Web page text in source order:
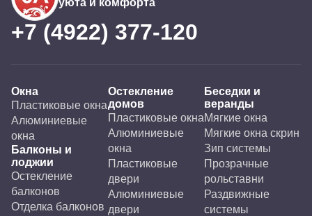
уюта и комфорта
+7 (4922) 377-120
Окна
Пластиковые окна
Алюминиевые
окна
Балконы и
лоджии
Остекление
балконов
Отделка балконов
Остекление
домов
Пластиковые окна
Алюминиевые
окна
Пластиковые
двери
Алюминиевые
двери
Беседки и
веранды
Мягкие окна
Мягкие окна скрин
Зип системы
Прозрачные
рольставни
Раздвижные
системы